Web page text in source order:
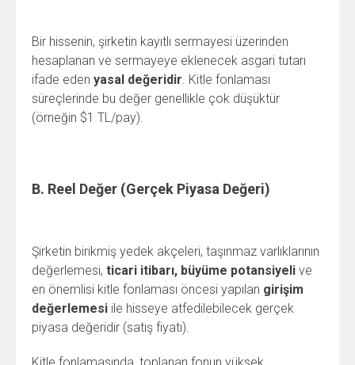
Bir hissenin, şirketin kayıtlı sermayesi üzerinden
hesaplanan ve sermayeye eklenecek asgari tutarı
ifade eden yasal değeridir. Kitle fonlaması
süreçlerinde bu değer genellikle çok düşüktür
(örneğin $1 TL/pay).
B. Reel Değer (Gerçek Piyasa Değeri)
Şirketin birikmiş yedek akçeleri, taşınmaz varlıklarının
değerlemesi, ticari itibarı, büyüme potansiyeli ve
en önemlisi kitle fonlaması öncesi yapılan girişim
değerlemesi ile hisseye atfedilebilecek gerçek
piyasa değeridir (satış fiyatı).